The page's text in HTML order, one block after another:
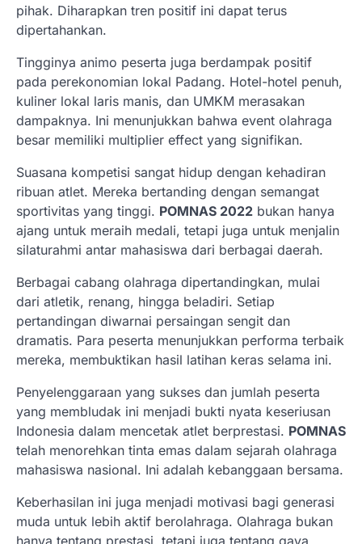
pihak. Diharapkan tren positif ini dapat terus
dipertahankan.
Tingginya animo peserta juga berdampak positif
pada perekonomian lokal Padang. Hotel-hotel penuh,
kuliner lokal laris manis, dan UMKM merasakan
dampaknya. Ini menunjukkan bahwa event olahraga
besar memiliki multiplier effect yang signifikan.
Suasana kompetisi sangat hidup dengan kehadiran
ribuan atlet. Mereka bertanding dengan semangat
sportivitas yang tinggi. POMNAS 2022 bukan hanya
ajang untuk meraih medali, tetapi juga untuk menjalin
silaturahmi antar mahasiswa dari berbagai daerah.
Berbagai cabang olahraga dipertandingkan, mulai
dari atletik, renang, hingga beladiri. Setiap
pertandingan diwarnai persaingan sengit dan
dramatis. Para peserta menunjukkan performa terbaik
mereka, membuktikan hasil latihan keras selama ini.
Penyelenggaraan yang sukses dan jumlah peserta
yang membludak ini menjadi bukti nyata keseriusan
Indonesia dalam mencetak atlet berprestasi. POMNAS
telah menorehkan tinta emas dalam sejarah olahraga
mahasiswa nasional. Ini adalah kebanggaan bersama.
Keberhasilan ini juga menjadi motivasi bagi generasi
muda untuk lebih aktif berolahraga. Olahraga bukan
hanya tentang prestasi, tetapi juga tentang gaya